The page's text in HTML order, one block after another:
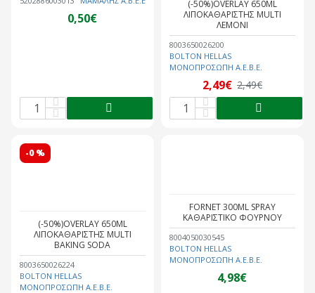
0,50€
8003650026200
BOLTON HELLAS
ΜΟΝΟΠΡΟΣΩΠΗ A.E.B.E.
(-50%)OVERLAY 650ML
ΛΙΠΟΚΑΘΑΡΙΣΤΗΣ MULTI
ΛΕΜΟΝΙ
2,49€ 2,49€
-0 %
8003650026224
BOLTON HELLAS
ΜΟΝΟΠΡΟΣΩΠΗ A.E.B.E.
(-50%)OVERLAY 650ML
ΛΙΠΟΚΑΘΑΡΙΣΤΗΣ MULTI
BAKING SODA
8004050030545
BOLTON HELLAS
ΜΟΝΟΠΡΟΣΩΠΗ A.E.B.E.
FORNET 300ML SPRAY
ΚΑΘΑΡΙΣΤΙΚΟ ΦΟΥΡΝΟΥ
4,98€